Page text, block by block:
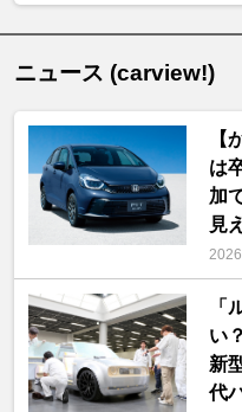
ニュース (carview!)
【
は
加
見
「
い
新
代